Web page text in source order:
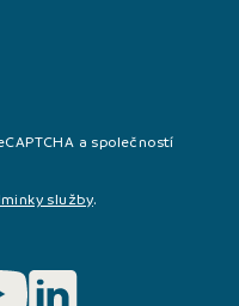
a společností
služby.